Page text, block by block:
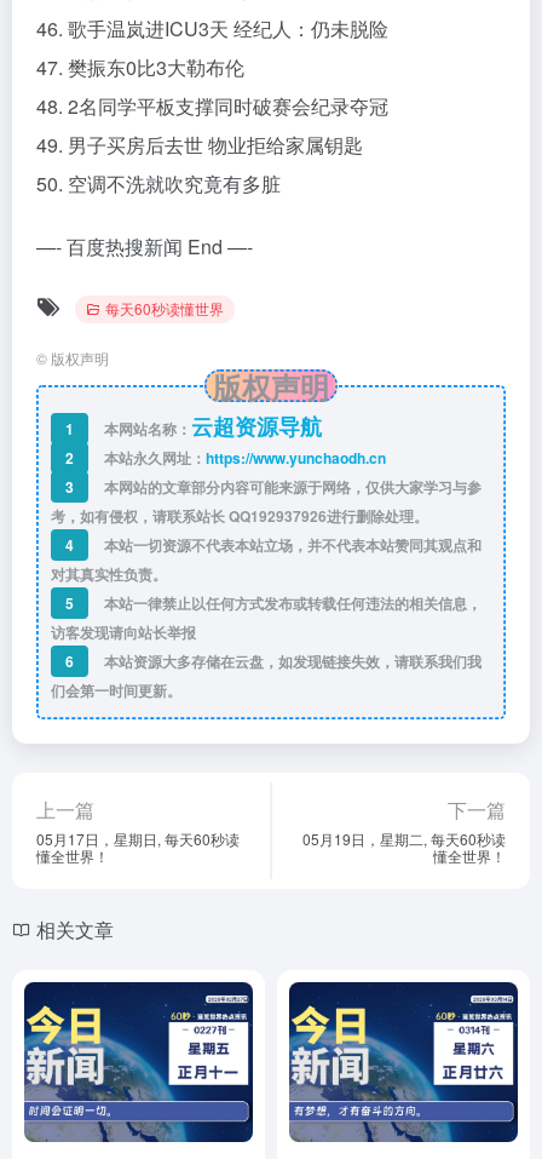
46. 歌手温岚进ICU3天 经纪人：仍未脱险
47. 樊振东0比3大勒布伦
48. 2名同学平板支撑同时破赛会纪录夺冠
49. 男子买房后去世 物业拒给家属钥匙
50. 空调不洗就吹究竟有多脏
—- 百度热搜新闻 End —-
每天60秒读懂世界
© 版权声明
版权声明
1 本网站名称： 云超资源导航
2 本站永久网址： https://www.yunchaodh.cn
3
本网站的文章部分内容可能来源于网络，仅供大家学习与参
考，如有侵权，请联系站长 QQ192937926进行删除处理。
4
本站一切资源不代表本站立场，并不代表本站赞同其观点和
对其真实性负责。
5
本站一律禁止以任何方式发布或转载任何违法的相关信息，
访客发现请向站长举报
6
本站资源大多存储在云盘，如发现链接失效，请联系我们我
们会第一时间更新。
上一篇
05月17日，星期日, 每天60秒读
懂全世界！
下一篇
05月19日，星期二, 每天60秒读
懂全世界！
相关文章